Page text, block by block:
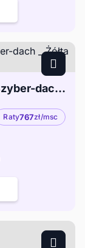
Ford Focus Mk3 2.0 ST _ Led _ Szyber-dach _ Żółta Perła - Gwarancja
Raty767zł/msc